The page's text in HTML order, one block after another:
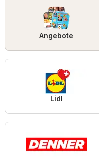
Angebote
Lidl